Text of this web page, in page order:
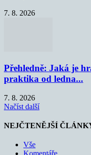
7. 8. 2026
Přehledně: Jaká je
praktika od ledna...
7. 8. 2026
Načíst další
NEJČTENĚJŠÍ
Vše